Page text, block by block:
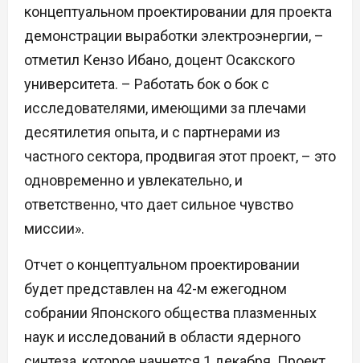
концептуальном проектировании для проекта
демонстрации выработки электроэнергии, –
отметил Кензо Ибано, доцент Осакского
университета. – Работать бок о бок с
исследователями, имеющими за плечами
десятилетия опыта, и с партнерами из
частного сектора, продвигая этот проект, – это
одновременно и увлекательно, и
ответственно, что дает сильное чувство
миссии».
Отчет о концептуальном проектировании
будет представлен на 42-м ежегодном
собрании Японского общества плазменных
наук и исследований в области ядерного